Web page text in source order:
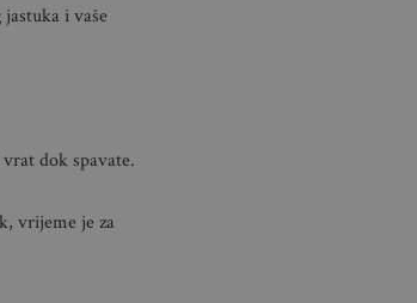
i vaše
dok spavate.
vrijeme je za